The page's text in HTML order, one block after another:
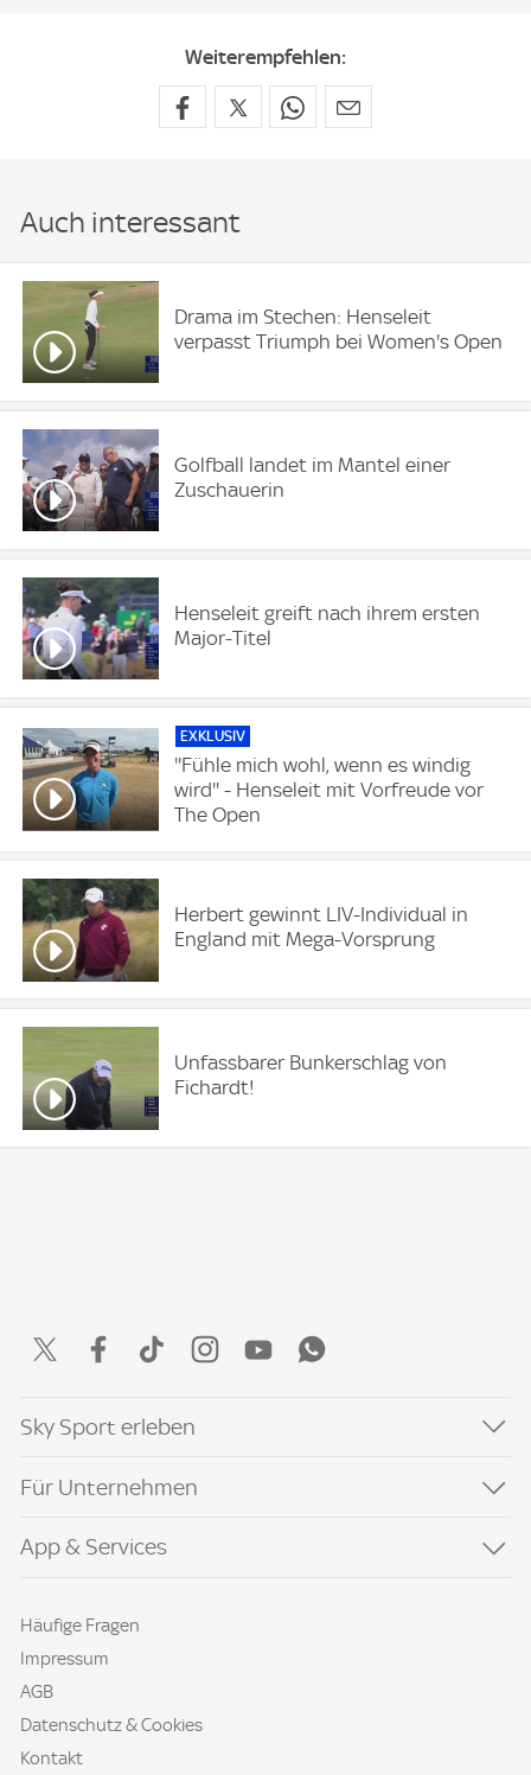
Weiterempfehlen:
Auch interessant
Drama im Stechen: Henseleit
verpasst Triumph bei Women's Open
Golfball landet im Mantel einer
Zuschauerin
Henseleit greift nach ihrem ersten
Major-Titel
EXKLUSIV
''Fühle mich wohl, wenn es windig
wird'' - Henseleit mit Vorfreude vor
The Open
Herbert gewinnt LIV-Individual in
England mit Mega-Vorsprung
Unfassbarer Bunkerschlag von
Fichardt!
Sky Sport erleben
Für Unternehmen
App & Services
Häufige Fragen
Impressum
AGB
Datenschutz & Cookies
Kontakt